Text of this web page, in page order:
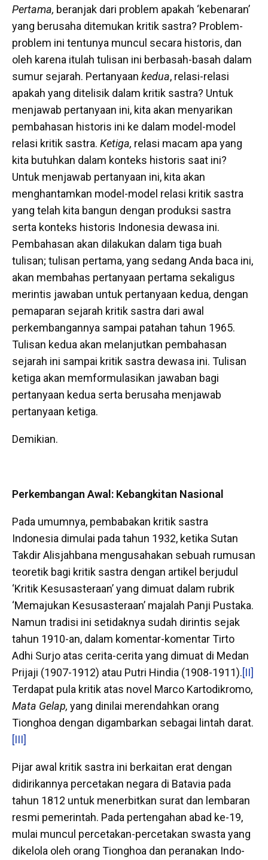
Pertama, beranjak dari problem apakah ‘kebenaran’
yang berusaha ditemukan kritik sastra? Problem-
problem ini tentunya muncul secara historis, dan
oleh karena itulah tulisan ini berbasah-basah dalam
sumur sejarah. Pertanyaan kedua, relasi-relasi
apakah yang ditelisik dalam kritik sastra? Untuk
menjawab pertanyaan ini, kita akan menyarikan
pembahasan historis ini ke dalam model-model
relasi kritik sastra. Ketiga, relasi macam apa yang
kita butuhkan dalam konteks historis saat ini?
Untuk menjawab pertanyaan ini, kita akan
menghantamkan model-model relasi kritik sastra
yang telah kita bangun dengan produksi sastra
serta konteks historis Indonesia dewasa ini.
Pembahasan akan dilakukan dalam tiga buah
tulisan; tulisan pertama, yang sedang Anda baca ini,
akan membahas pertanyaan pertama sekaligus
merintis jawaban untuk pertanyaan kedua, dengan
pemaparan sejarah kritik sastra dari awal
perkembangannya sampai patahan tahun 1965.
Tulisan kedua akan melanjutkan pembahasan
sejarah ini sampai kritik sastra dewasa ini. Tulisan
ketiga akan memformulasikan jawaban bagi
pertanyaan kedua serta berusaha menjawab
pertanyaan ketiga.
Demikian.
Perkembangan Awal: Kebangkitan Nasional
Pada umumnya, pembabakan kritik sastra
Indonesia dimulai pada tahun 1932, ketika Sutan
Takdir Alisjahbana mengusahakan sebuah rumusan
teoretik bagi kritik sastra dengan artikel berjudul
‘Kritik Kesusasteraan’yang dimuat dalam rubrik
‘Memajukan Kesusasteraan’ majalah Panji Pustaka.
Namun tradisi ini setidaknya sudah dirintis sejak
tahun 1910-an, dalam komentar-komentar Tirto
Adhi Surjo atas cerita-cerita yang dimuat di Medan
Prijaji (1907-1912) atau Putri Hindia (1908-1911).[II]
Terdapat pula kritik atas novel Marco Kartodikromo,
Mata Gelap, yang dinilai merendahkan orang
Tionghoa dengan digambarkan sebagai lintah darat.
[III]
Pijar awal kritik sastra ini berkaitan erat dengan
didirikannya percetakan negara di Batavia pada
tahun 1812 untuk menerbitkan surat dan lembaran
resmi pemerintah. Pada pertengahan abad ke-19,
mulai muncul percetakan-percetakan swasta yang
dikelola oleh orang Tionghoa dan peranakan Indo-